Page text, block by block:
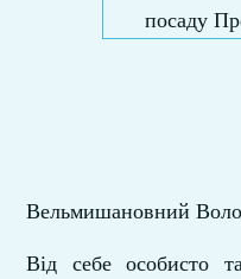
Вельмишановний
Від себе особисто